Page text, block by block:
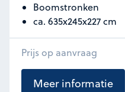
Boomstronken
ca. 635x245x227 cm
Prijs op aanvraag
Meer informatie